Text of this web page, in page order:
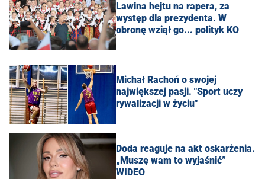
Lawina hejtu na rapera, za
występ dla prezydenta. W
obronę wziął go... polityk KO
Michał Rachoń o swojej
największej pasji. "Sport uczy
rywalizacji w życiu"
Doda reaguje na akt oskarżenia.
„Muszę wam to wyjaśnić”
WIDEO